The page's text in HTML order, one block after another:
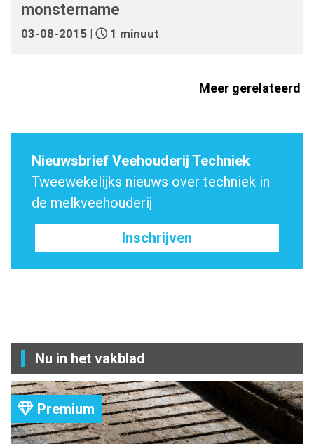
monstername
03-08-2015 | 1 minuut
Meer gerelateerd
Nieuwsbrief Veehouderij Techniek
Tweewekelijks nieuws over techniek in
de melkveehouderij
Inschrijven
Nu in het vakblad
Premium